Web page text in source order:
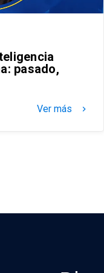
pasado,
Ver más keyboard_arrow_right